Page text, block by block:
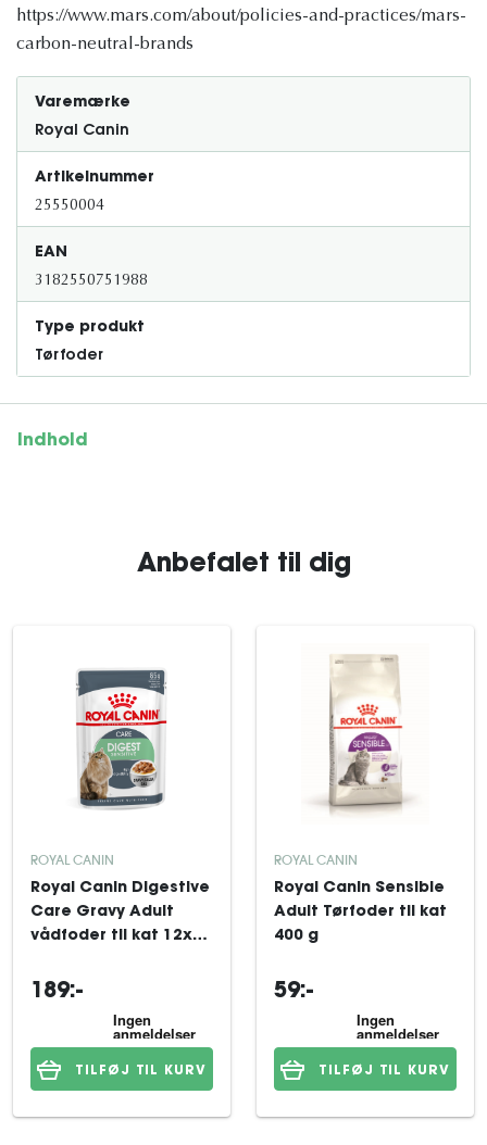
https://www.mars.com/about/policies-and-practices/mars-
carbon-neutral-brands
Varemærke
Royal Canin
Artikelnummer
25550004
EAN
3182550751988
Type produkt
Tørfoder
Indhold
Anbefalet til dig
ROYAL CANIN
Royal Canin Digestive
Care Gravy Adult
vådfoder til kat 12x85
189:-
TILFØJ TIL KURV
ROYAL CANIN
Royal Canin Sensible
Adult Tørfoder til kat
400 g
59:-
TILFØJ TIL KURV